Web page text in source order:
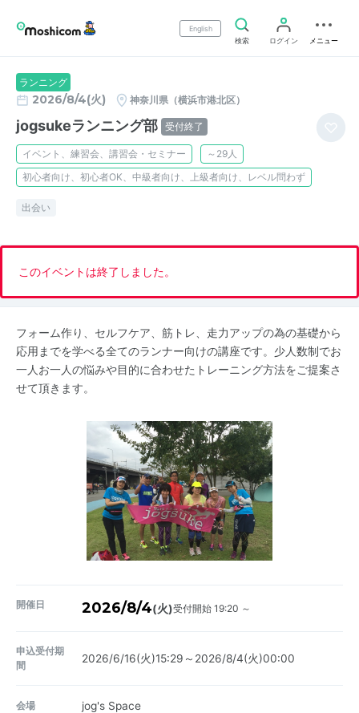
English
検索
ログイン メニュー
ランニング
2026/8/4(火) 神奈川県（横浜市港北区）
jogsukeランニング部 受付終了
イベント、練習会、講習会・セミナー
～29人
初心者向け、初心者OK、中級者向け、上級者向け、レベル問わず
出会い
このイベントは終了しました。
フォーム作り、セルフケア、筋トレ、走力アップの為の基礎から
応用までを学べる全てのランナー向けの講座です。少人数制でお
一人お一人の悩みや目的に合わせたトレーニング方法をご提案さ
せて頂きます。
開催日 2026/8/4(火)受付開始 19:20 ～
申込受付期
間
2026/6/16(火)15:29～2026/8/4(火)00:00
会場 jog's Space